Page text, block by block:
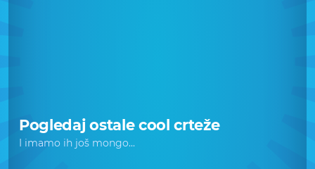
Pogledaj ostale cool crteže
I imamo ih još mongo...